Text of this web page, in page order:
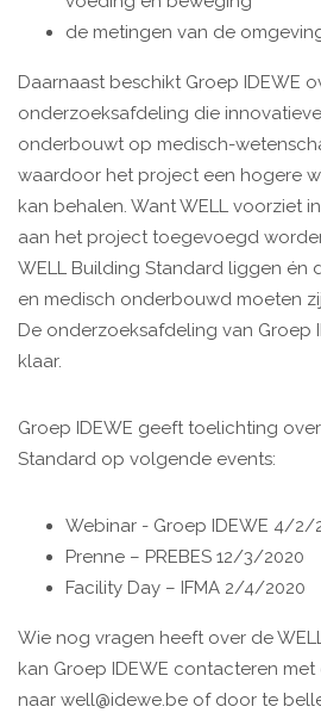
de metingen van de
Daarnaast beschikt Groep IDEWE
onderzoeksafdeling die
onderbouwt op medisch-
waardoor het project een hogere
kan behalen. Want WELL voorziet
aan het project toegevoegd
WELL Building Standard liggen én
en medisch onderbouwd moeten
De onderzoeksafdeling van Groep
klaar.
Groep IDEWE geeft toelichting
Standard op volgende events:
Webinar - Groep IDEWE 4/2/
Prenne – PREBES 12/3/2020
Facility Day – IFMA 2/4/2020
Wie nog vragen heeft over de
kan Groep IDEWE contacteren met
naar well@idewe.be of door te